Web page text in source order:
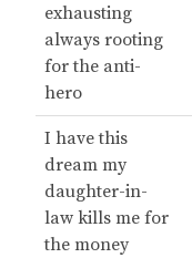
exhausting
always rooting
for the anti-
hero
I have this
dream my
daughter-in-
law kills me for
the money